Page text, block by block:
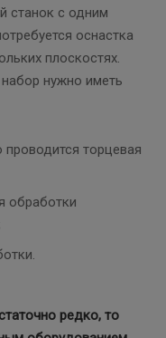
станок с одним
оснастка
плоскостях.
нужно иметь
торцевая
обработки
редко, то